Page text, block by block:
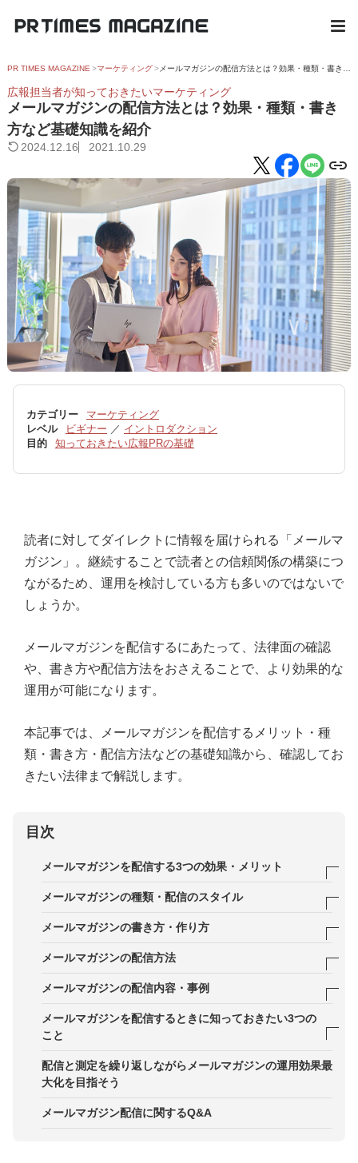
PR TIMES MAGAZINE マーケティング
広報担当者が知っておきたいマーケティング
メールマガジンの配信方法とは？効果・種類・書き
方など基礎知識を紹介
2024.12.16 2021.10.29
カテゴリー
マーケティング
レベル
ビギナー ／ イントロダクション
目的
知っておきたい広報PRの基礎
読者に対してダイレクトに情報を届けられる「メールマ
ガジン」。継続することで読者との信頼関係の構築につ
ながるため、運用を検討している方も多いのではないで
しょうか。
メールマガジンを配信するにあたって、法律面の確認
や、書き方や配信方法をおさえることで、より効果的な
運用が可能になります。
本記事では、メールマガジンを配信するメリット・種
類・書き方・配信方法などの基礎知識から、確認してお
きたい法律まで解説します。
目次
メールマガジンを配信する3つの効果・メリット
1．読者と良好な関係を構築できる
2．スピード感のある運用ができる
3．コストを抑えた運用ができる
メールマガジンの種類・配信のスタイル
定期的な頻度での配信
ステップメール
メールマガジンの書き方・作り方
STEP1．メールマガジン配信の目的を決める
STEP2．配信するコンテンツの企画・配信スタイル
メールマガジンの配信方法
ASPを利用したメール配信システムを活用した配信
メールマガジンの配信内容・事例
1．専門知識を活かした内容
3．要約型のメルマガ配信
メールマガジンを配信するときに知っておきたい3つの
こと
1．特定電子メール法
配信と測定を繰り返しながらメールマガジンの運用効果最
大化を目指そう
メールマガジン配信に関するQ&A